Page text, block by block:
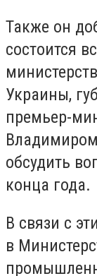
Также он
состоится
Украины,
премьер-
обсудить
конца года.
В связи с
в